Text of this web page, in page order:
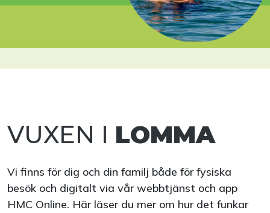
VUXEN I LOMMA
Vi finns för dig och din familj både för fysiska
besök och digitalt via vår webbtjänst och app
HMC Online. Här läser du mer om hur det funkar